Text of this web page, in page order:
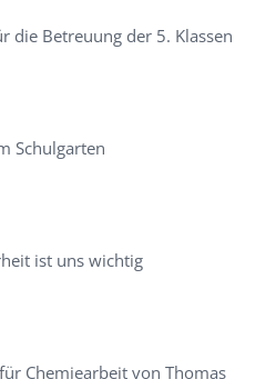
die Betreuung der 5. Klassen
Schulgarten
ist uns wichtig
Chemiearbeit von Thomas